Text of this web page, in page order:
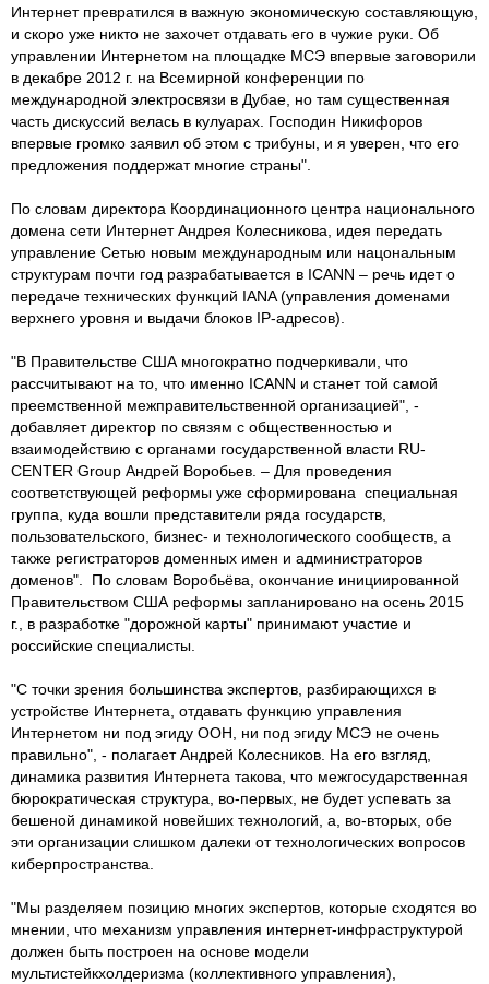
Интернет превратился в важную экономическую составляющую,
и скоро уже никто не захочет отдавать его в чужие руки. Об
управлении Интернетом на площадке МСЭ впервые заговорили
в декабре 2012 г. на Всемирной конференции по
международной электросвязи в Дубае, но там существенная
часть дискуссий велась в кулуарах. Господин Никифоров
впервые громко заявил об этом с трибуны, и я уверен, что его
предложения поддержат многие страны".
По словам директора Координационного центра национального
домена сети Интернет Андрея Колесникова, идея передать
управление Сетью новым международным или нацональным
структурам почти год разрабатывается в ICANN – речь идет о
передаче технических функций IANA (управления доменами
верхнего уровня и выдачи блоков IP-адресов).
"В Правительстве США многократно подчеркивали, что
рассчитывают на то, что именно ICANN и станет той самой
преемственной межправительственной организацией", -
добавляет директор по связям с общественностью и
взаимодействию с органами государственной власти RU-
CENTER Group Андрей Воробьев. – Для проведения
соответствующей реформы уже сформирована специальная
группа, куда вошли представители ряда государств,
пользовательского, бизнес- и технологического сообществ, а
также регистраторов доменных имен и администраторов
доменов". По словам Воробьёва, окончание инициированной
Правительством США реформы запланировано на осень 2015
г., в разработке "дорожной карты" принимают участие и
российские специалисты.
"С точки зрения большинства экспертов, разбирающихся в
устройстве Интернета, отдавать функцию управления
Интернетом ни под эгиду ООН, ни под эгиду МСЭ не очень
правильно", - полагает Андрей Колесников. На его взгляд,
динамика развития Интернета такова, что межгосударственная
бюрократическая структура, во-первых, не будет успевать за
бешеной динамикой новейших технологий, а, во-вторых, обе
эти организации слишком далеки от технологических вопросов
киберпространства.
"Мы разделяем позицию многих экспертов, которые сходятся во
мнении, что механизм управления интернет-инфраструктурой
должен быть построен на основе модели
мультистейкхолдеризма (коллективного управления),